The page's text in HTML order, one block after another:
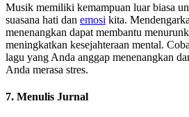
Musik memiliki kemampuan luar biasa
suasana hati dan emosi kita.
menenangkan dapat membantu
meningkatkan kesejahteraan mental.
lagu yang Anda anggap menenangkan
Anda merasa stres.
7. Menulis Jurnal